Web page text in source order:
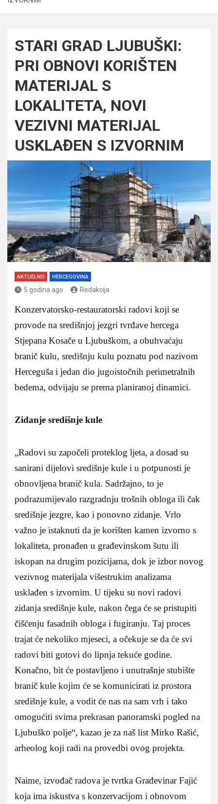
STARI GRAD LJUBUŠKI:
PRI OBNOVI KORIŠTEN
MATERIJAL S
LOKALITETA, NOVI
VEZIVNI MATERIJAL
USKLAĐEN S IZVORNIM
AKTUELNO HERCEGOVINA
5 godina ago Redakcija
Konzervatorsko-restauratorski radovi koji se
provode na središnjoj jezgri tvrđave hercega
Stjepana Kosače u Ljubuškom, a obuhvaćaju
branič kulu, središnju kulu poznatu pod nazivom
Herceguša i jedan dio jugoistočnih perimetralnih
bedema, odvijaju se prema planiranoj dinamici.
Zidanje središnje kule
„Radovi su započeli proteklog ljeta, a dosad su
sanirani dijelovi središnje kule i u potpunosti je
obnovljena branič kula. Sadržajno, to je
podrazumijevalo razgradnju trošnih obloga ili čak
središnje jezgre, kao i ponovno zidanje. Vrlo
važno je istaknuti da je korišten kamen izvorno s
lokaliteta, pronađen u građevinskom šutu ili
iskopan na drugim pozicijama, dok je izbor novog
vezivnog materijala višestrukim analizama
usklađen s izvornim. U tijeku su novi radovi
zidanja središnje kule, nakon čega će se pristupiti
čišćenju fasadnih obloga i fugiranju. Taj proces
trajat će nekoliko mjeseci, a očekuje se da će svi
radovi biti gotovi do lipnja tekuće godine.
Konačno, bit će postavljeno i unutrašnje stubište
branič kule kojim će se komunicirati iz prostora
središnje kule, a vodit će nas na sam vrh i tako
omogućiti svima prekrasan panoramski pogled na
Ljubuško polje“, kazao je za naš list Mirko Rašić,
arheolog koji radi na provedbi ovog projekta.
Naime, izvođač radova je tvrtka Građevinar Fajić
koja ima iskustva s konzervacijom i obnovom